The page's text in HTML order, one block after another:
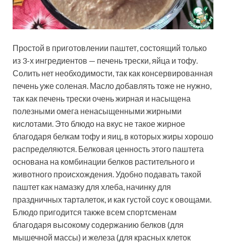
Простой в приготовлении паштет, состоящий только
из 3-х ингредиентов — печень трески, яйца и тофу.
Солить нет необходимости, так как консервированная
печень уже соленая. Масло добавлять тоже не нужно,
так как печень трески очень жирная и насыщена
полезными омега ненасыщенными жирными
кислотами. Это блюдо на вкус не такое жирное
благодаря белкам тофу и яиц, в которых жиры хорошо
распределяются. Белковая ценность этого паштета
основана на комбинации белков растительного и
животного происхождения. Удобно подавать такой
паштет как намазку для хлеба, начинку для
праздничных тарталеток, и как густой соус к овощами.
Блюдо пригодится также всем спортсменам
благодаря высокому содержанию белков (для
мышечной массы) и железа (для красных клеток